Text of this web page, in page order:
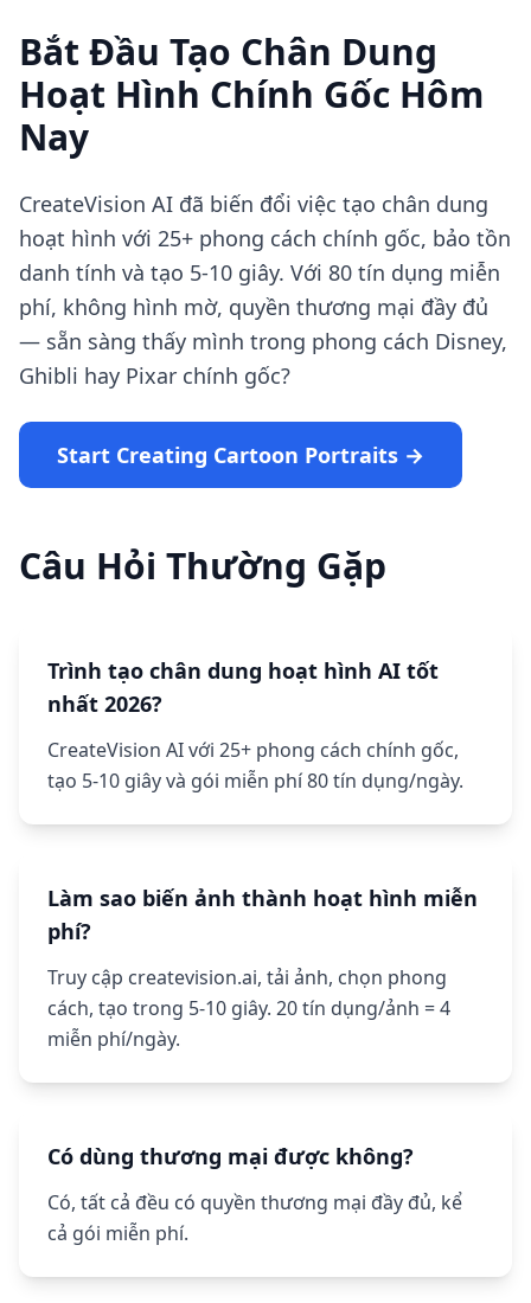
Bắt Đầu Tạo Chân Dung
Hoạt Hình Chính Gốc Hôm
Nay
CreateVision AI đã biến đổi việc tạo chân dung
hoạt hình với 25+ phong cách chính gốc, bảo tồn
danh tính và tạo 5-10 giây. Với 80 tín dụng miễn
phí, không hình mờ, quyền thương mại đầy đủ
— sẵn sàng thấy mình trong phong cách Disney,
Ghibli hay Pixar chính gốc?
Start Creating Cartoon Portraits →
Câu Hỏi Thường Gặp
Trình tạo chân dung hoạt hình AI tốt
nhất 2026?
CreateVision AI với 25+ phong cách chính gốc,
tạo 5-10 giây và gói miễn phí 80 tín dụng/ngày.
Làm sao biến ảnh thành hoạt hình miễn
phí?
Truy cập createvision.ai, tải ảnh, chọn phong
cách, tạo trong 5-10 giây. 20 tín dụng/ảnh = 4
miễn phí/ngày.
Có dùng thương mại được không?
Có, tất cả đều có quyền thương mại đầy đủ, kể
cả gói miễn phí.